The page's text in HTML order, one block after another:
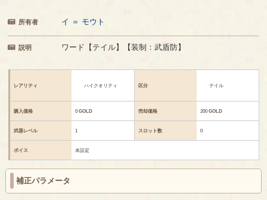
所有者 イ ＝ モウト
説明 ワード【テイル】【装制：武盾防】
レアリティ ハイクオリティ 区分 テイル
購入価格 0GOLD 売却価格 200GOLD
武器レベル 1 スロット数 0
ボイス 未設定
補正パラメータ